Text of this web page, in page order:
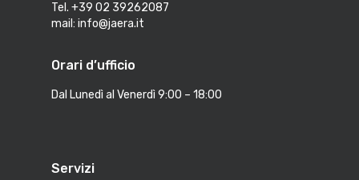
Tel. +39 02 39262087
mail: info@jaera.it
Orari d’ufficio
Dal Lunedì al Venerdì 9:00 – 18:00
Servizi